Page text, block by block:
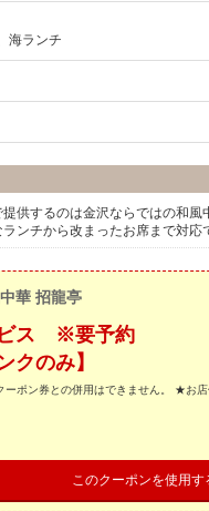
海ランチ
供するのは金沢ならではの和
ンチから改まったお席まで対応
華 招龍亭
ビス ※要予約
クのみ】
ポン券との併用はできません。 ★お
このクーポンを使用す